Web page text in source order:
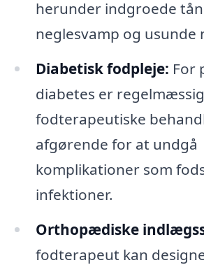
herunder indgroede
neglesvamp og usunde
Diabetisk fodpleje: For
diabetes er
fodterapeutiske
afgørende for at undgå
komplikationer som
infektioner.
Orthopædiske
fodterapeut kan